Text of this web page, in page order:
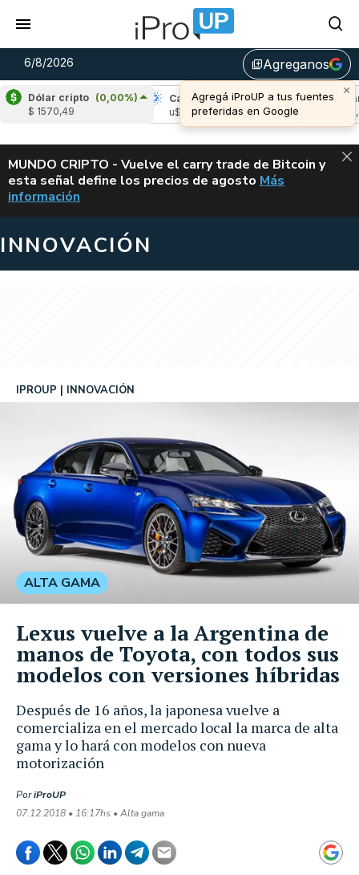
6/8/2026 library_addAgreganos
Dólar cripto (0,00%)
$ 1570,49
(-2,11%)
Cardano (-1,50%)
Avalanche
u$s 6,68
ALERTA
MUNDO CRIPTO - Vuelve el carry trade de Bitcoin y
esta señal define los precios de agosto VUELVE EL
Más
información
INNOVACIÓN
Después de 16 años, la japonesa vuelve a
comercializa en el mercado local la marca de alta
gama y lo hará con modelos con nueva
motorización
IPROUP INNOVACIÓN
PoriProUP
07.12.2018 • 16:17hs • Alta gama
ALTA GAMA
Lexus vuelve a la Argentina de
manos de Toyota, con todos sus
modelos con versiones híbridas